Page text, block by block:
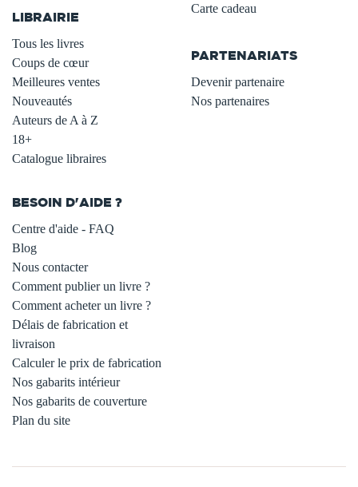
LIBRAIRIE
Tous les livres
Coups de cœur
Meilleures ventes
Nouveautés
Auteurs de A à Z
18+
Catalogue libraires
Carte cadeau
PARTENARIATS
Devenir partenaire
Nos partenaires
BESOIN D'AIDE ?
Centre d'aide - FAQ
Blog
Nous contacter
Comment publier un livre ?
Comment acheter un livre ?
Délais de fabrication et
livraison
Calculer le prix de fabrication
Nos gabarits intérieur
Nos gabarits de couverture
Plan du site